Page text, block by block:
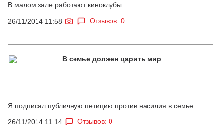
В малом зале работают киноклубы
26/11/2014 11:58 Отзывов: 0
В семье должен царить мир
Я подписал публичную петицию против насилия в семье
26/11/2014 11:14 Отзывов: 0